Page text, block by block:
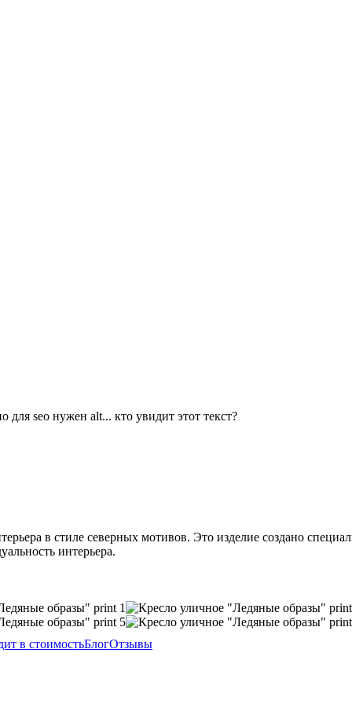
в стиле северных мотивов. Это изделие создано
интерьера.
в стоимостьБлогОтзывы